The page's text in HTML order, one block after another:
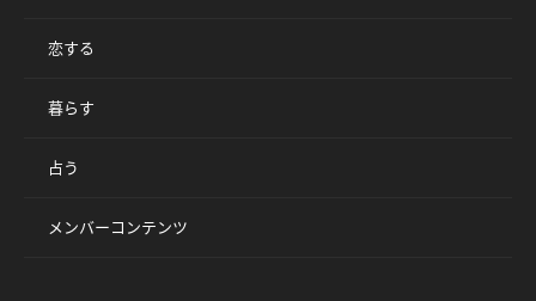
恋する
暮らす
占う
メンバーコンテンツ